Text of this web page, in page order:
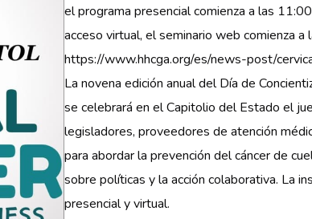
el programa presencial comienza a las
acceso virtual, el seminario web comienza a
https://www.hhcga.org/es/news-post/
La novena edición anual del Día de
se celebrará en el Capitolio del Estado el
legisladores, proveedores de atención
para abordar la prevención del cáncer de
sobre políticas y la acción colaborativa. La
presencial y virtual.